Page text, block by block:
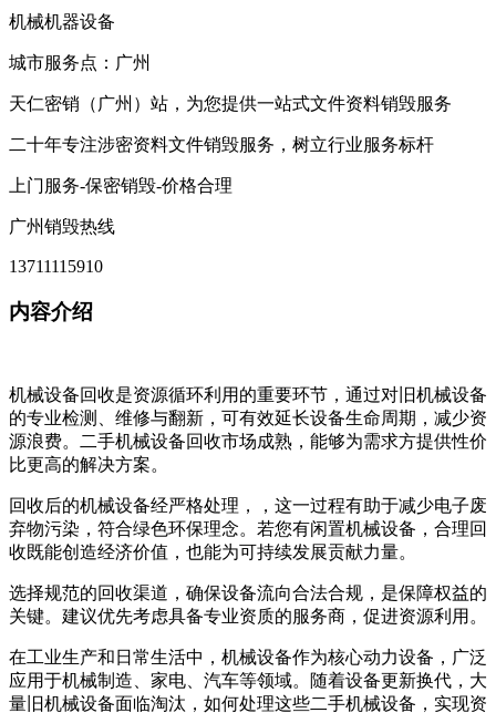
机械机器设备
城市服务点：广州
天仁密销（广州）站，为您提供一站式文件资料销毁服务
二十年专注涉密资料文件销毁服务，树立行业服务标杆
上门服务-保密销毁-价格合理
广州销毁热线
13711115910
内容介绍
机械设备回收是资源循环利用的重要环节，通过对旧机械设备
的专业检测、维修与翻新，可有效延长设备生命周期，减少资
源浪费。二手机械设备回收市场成熟，能够为需求方提供性价
比更高的解决方案。
回收后的机械设备经严格处理，，这一过程有助于减少电子废
弃物污染，符合绿色环保理念。若您有闲置机械设备，合理回
收既能创造经济价值，也能为可持续发展贡献力量。
选择规范的回收渠道，确保设备流向合法合规，是保障权益的
关键。建议优先考虑具备专业资质的服务商，促进资源利用。
在工业生产和日常生活中，机械设备作为核心动力设备，广泛
应用于机械制造、家电、汽车等领域。随着设备更新换代，大
量旧机械设备面临淘汰，如何处理这些二手机械设备，实现资